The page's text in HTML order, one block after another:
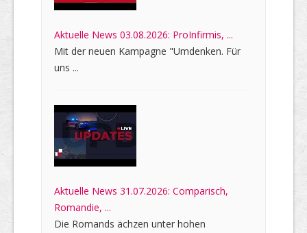
Aktuelle News 03.08.2026: ProInfirmis, ...
Mit der neuen Kampagne "Umdenken. Für
uns ...
Aktuelle News 31.07.2026: Comparisch,
Romandie, ...
Die Romands ächzen unter hohen